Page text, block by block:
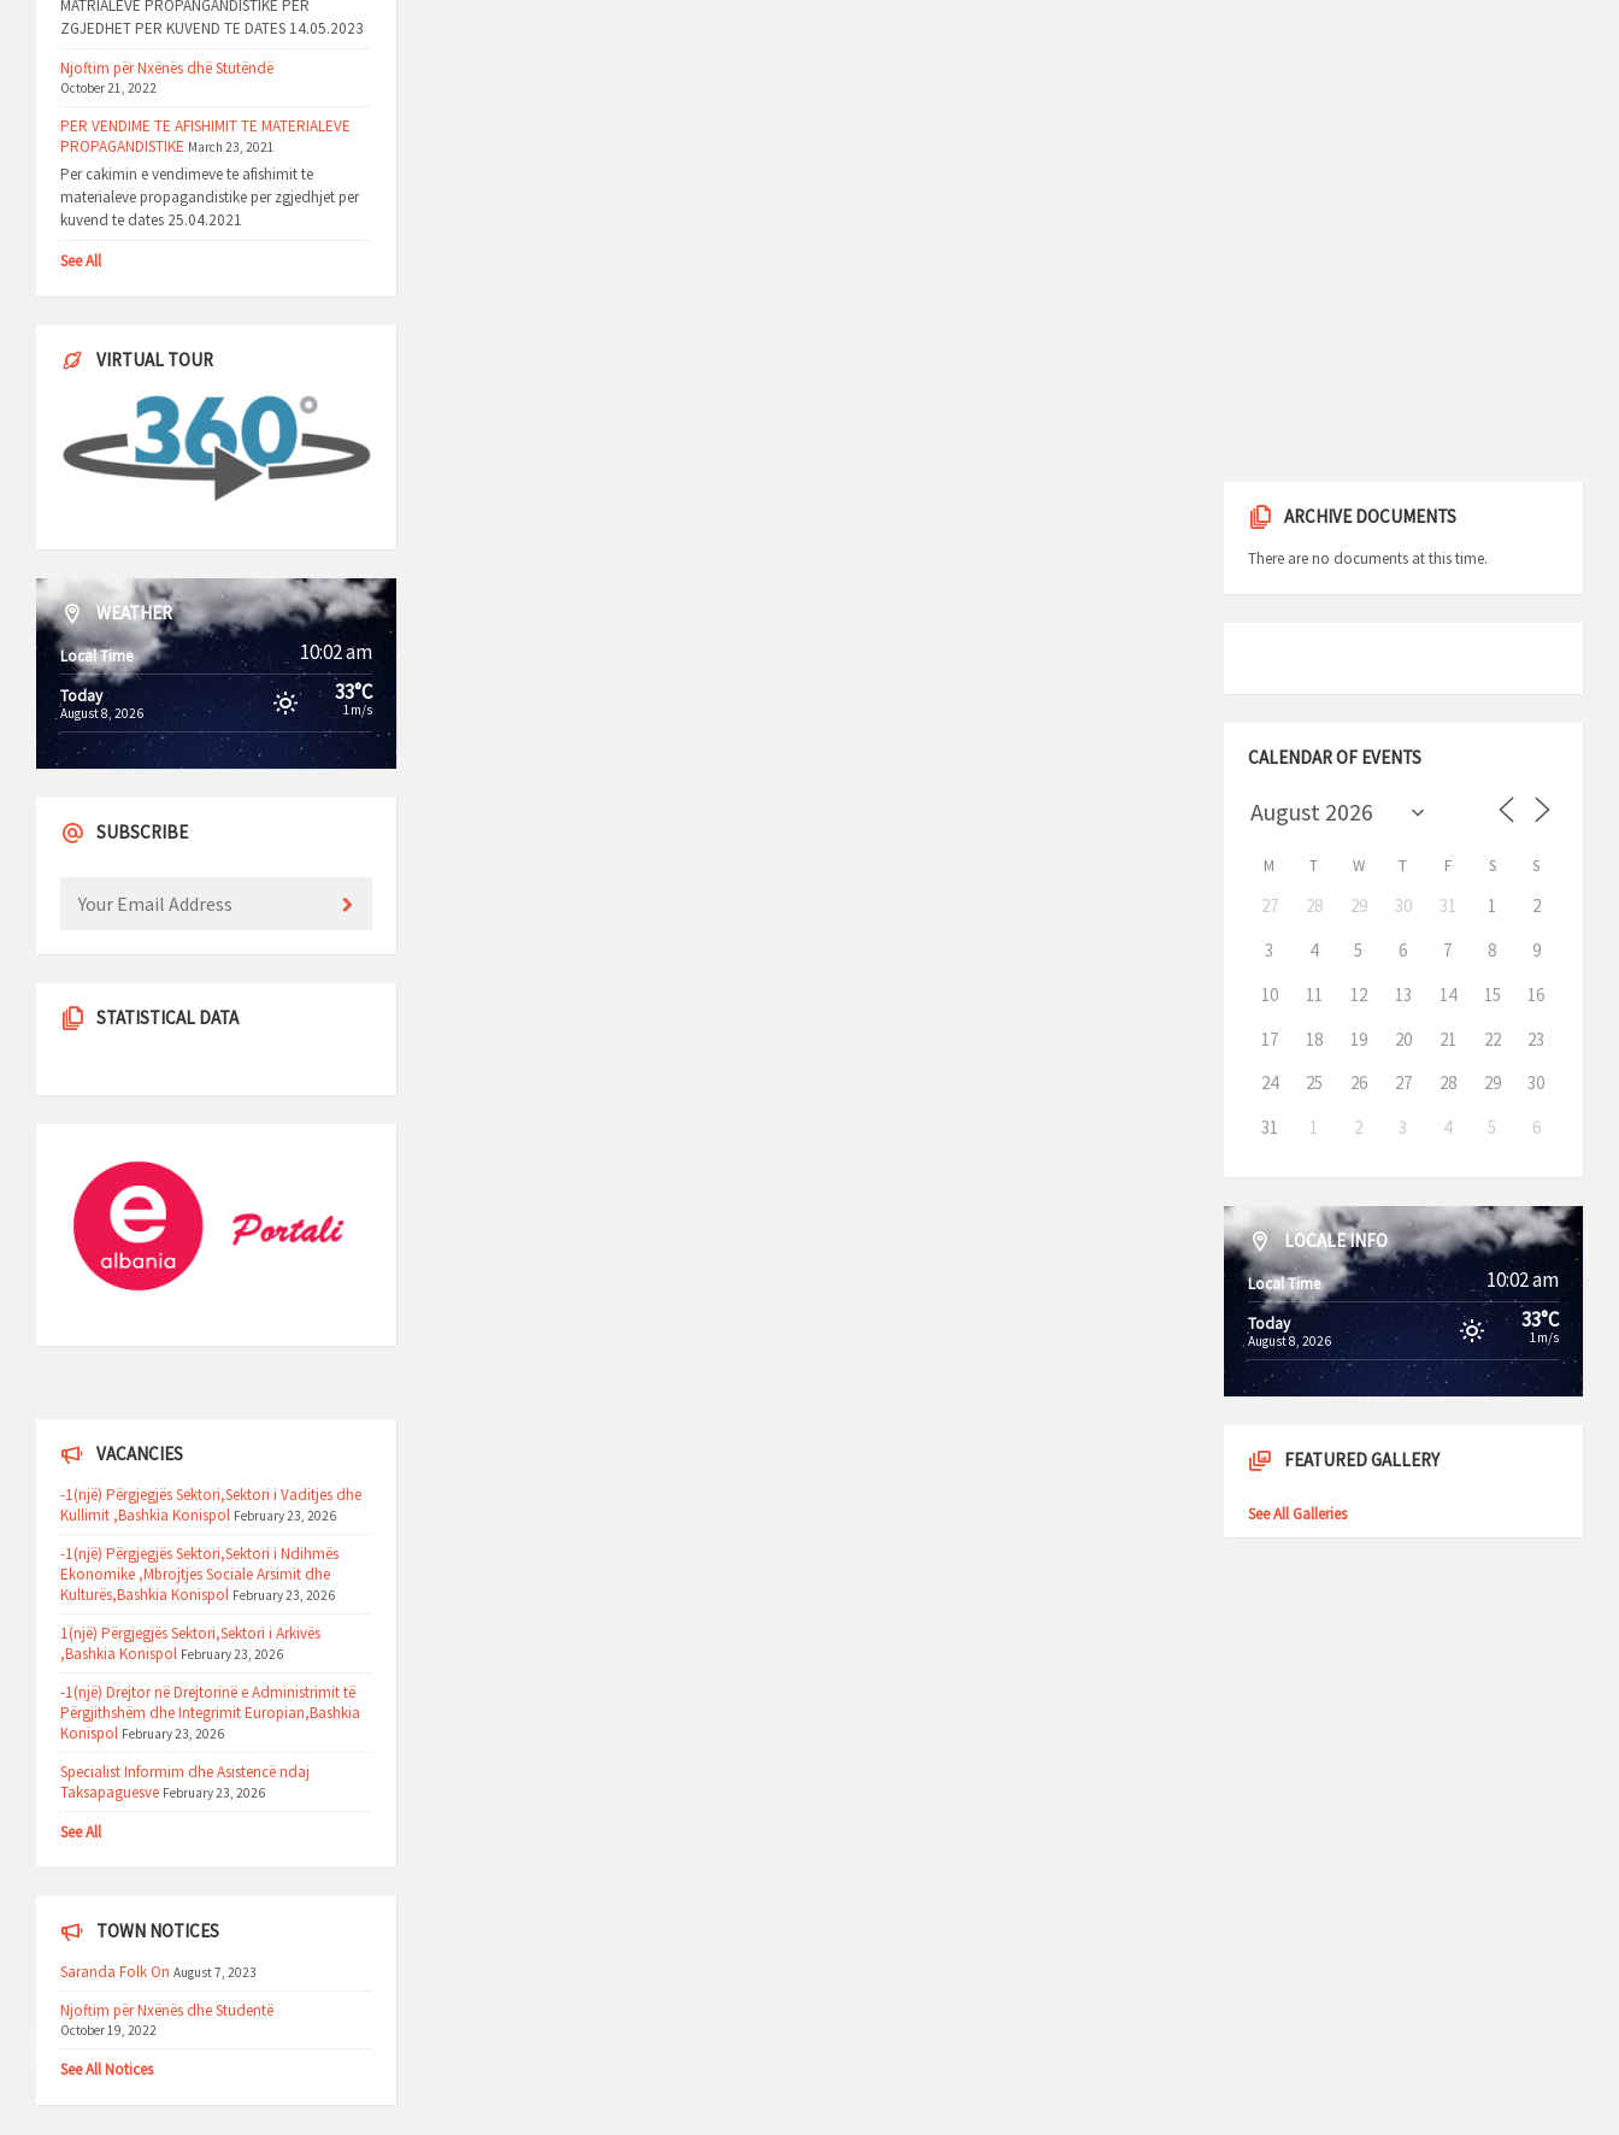
MATRIALEVE PROPANGANDISTIKE PER
ZGJEDHET PER KUVEND TE DATES 14.05.2023
Njoftim për Nxënës dhë Stutëndë
October 21, 2022
PER VENDIME TE AFISHIMIT TE MATERIALEVE
PROPAGANDISTIKE March 23, 2021
Per cakimin e vendimeve te afishimit te
materialeve propagandistike per zgjedhjet per
kuvend te dates 25.04.2021
See All
VIRTUAL TOUR
WEATHER
Local Time 10:02 am
Today
August 8, 2026
33°C
1m/s
SUBSCRIBE
STATISTICAL DATA
VACANCIES
-1(një) Përgjegjës Sektori,Sektori i Vaditjes dhe
Kullimit ,Bashkia Konispol February 23, 2026
-1(një) Përgjegjës Sektori,Sektori i Ndihmës
Ekonomike ,Mbrojtjes Sociale Arsimit dhe
Kulturës,Bashkia Konispol February 23, 2026
1(një) Përgjegjës Sektori,Sektori i Arkivës
,Bashkia Konispol February 23, 2026
-1(një) Drejtor në Drejtorinë e Administrimit të
Përgjithshëm dhe Integrimit Europian,Bashkia
Konispol February 23, 2026
Specialist Informim dhe Asistencë ndaj
Taksapaguesve February 23, 2026
See All
TOWN NOTICES
Saranda Folk On August 7, 2023
Njoftim për Nxënës dhe Studentë
October 19, 2022
See All Notices
ARCHIVE DOCUMENTS
There are no documents at this time.
CALENDAR OF EVENTS
M T W T F S S
27 28 29 30 31 1
2
3
4 5 6 7 8
9
10
11 12 13 14 15
16
17
18 19 20 21 22
23
24
25 26 27 28 29
30
31
1 2 3 4 5 6
LOCALE INFO
Local Time 10:02 am
Today
August 8, 2026
33°C
1m/s
FEATURED GALLERY
See All Galleries